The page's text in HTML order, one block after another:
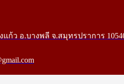
แก้ว อ.บางพลี จ.สมุทรปราการ